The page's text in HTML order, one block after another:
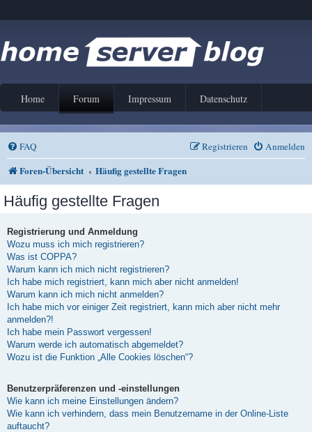
Home Forum Impressum Datenschutz
FAQ Anmelden
Registrieren
Foren-Übersicht Häufig gestellte Fragen
Häufig gestellte Fragen
Registrierung und Anmeldung
Wozu muss ich mich registrieren?
Was ist COPPA?
Warum kann ich mich nicht registrieren?
Ich habe mich registriert, kann mich aber nicht anmelden!
Warum kann ich mich nicht anmelden?
Ich habe mich vor einiger Zeit registriert, kann mich aber nicht mehr
anmelden?!
Ich habe mein Passwort vergessen!
Warum werde ich automatisch abgemeldet?
Wozu ist die Funktion „Alle Cookies löschen“?
Benutzerpräferenzen und -einstellungen
Wie kann ich meine Einstellungen ändern?
Wie kann ich verhindern, dass mein Benutzername in der Online-Liste
auftaucht?